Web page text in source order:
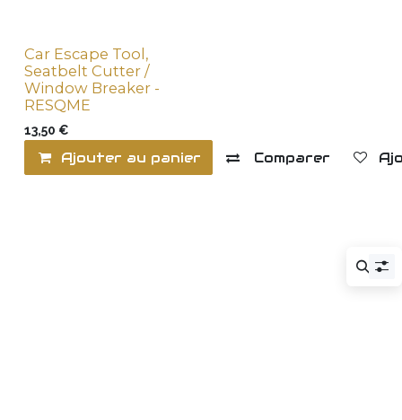
Car Escape Tool,
Seatbelt Cutter /
Window Breaker -
RESQME
13,50 €
Ajouter au panier Comparer